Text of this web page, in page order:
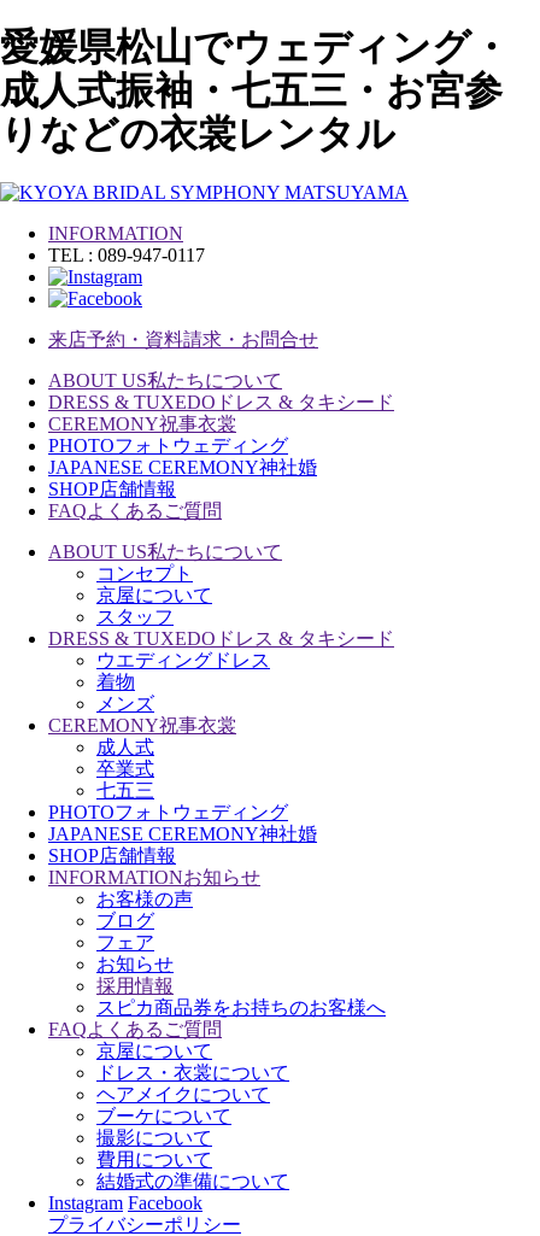
愛媛県松山でウェディング・
成人式振袖・七五三・お宮参
りなどの衣裳レンタル
INFORMATION
TEL : 089-947-0117
来店予約・資料請求・お問合せ
ABOUT US私たちについて
DRESS & TUXEDO ドレス & タキシード
CEREMONY祝事衣裳
PHOTOフォトウェディング
JAPANESE CEREMONY神社婚
SHOP店舗情報
FAQよくあるご質問
ABOUT US私たちについて
コンセプト
京屋について
スタッフ
DRESS & TUXEDO ドレス & タキシード
ウエディングドレス
着物
メンズ
CEREMONY祝事衣裳
成人式
卒業式
七五三
PHOTOフォトウェディング
JAPANESE CEREMONY神社婚
SHOP店舗情報
INFORMATIONお知らせ
お客様の声
ブログ
フェア
お知らせ
採用情報
スピカ商品券をお持ちのお客様へ
FAQよくあるご質問
京屋について
ドレス・衣裳について
ヘアメイクについて
ブーケについて
撮影について
費用について
結婚式の準備について
Instagram Facebook
プライバシーポリシー